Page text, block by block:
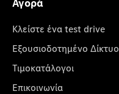
Κλείστε ένα test drive
Εξουσιοδοτημένο Δίκτυο
Τιμοκατάλογοι
Επικοινωνία